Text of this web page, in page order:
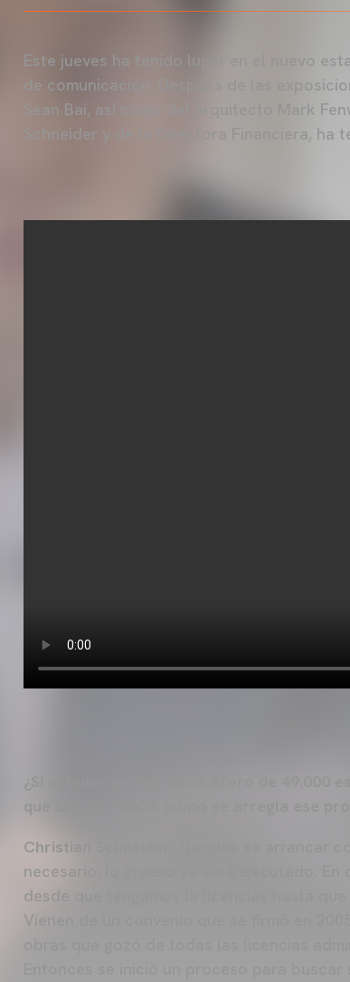
Este jueves ha tenido lugar en el nuevo
de comunicación. Después de las
Sean Bai, así como del arquitecto Mark
Schneider y de la Directora Financiera,
¿Si ustedes parten de un aforo de 49.000
Christian Schneider:
“La idea es arrancar
necesario, lo grueso ya está ejecutado.
desde que tengamos la licencias hasta
Vienen de un convenio que se firmó en
obras que gozó de todas las licencias
Entonces se inició un proceso para